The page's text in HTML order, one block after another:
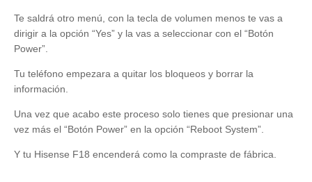
Te saldrá otro menú, con la tecla de volumen menos te vas a
dirigir a la opción “Yes” y la vas a seleccionar con el “Botón
Power”.
Tu teléfono empezara a quitar los bloqueos y borrar la
información.
Una vez que acabo este proceso solo tienes que presionar una
vez más el “Botón Power” en la opción “Reboot System”.
Y tu Hisense F18 encenderá como la compraste de fábrica.